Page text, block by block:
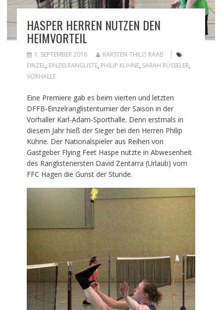
HASPER HERREN NUTZEN DEN
HEIMVORTEIL
1. SEPTEMBER 2016
KARSTEN-THILO RAAB
EINZEL, EINZELRANGLISTE, PHILIP KÜHNE, SARAH RÜSSELER,
VORHALLE
Eine Premiere gab es beim vierten und letzten
DFFB-Einzelranglistenturnier der Saison in der
Vorhaller Karl-Adam-Sporthalle. Denn erstmals in
diesem Jahr hieß der Sieger bei den Herren Philip
Kühne. Der Nationalspieler aus Reihen von
Gastgeber Flying Feet Haspe nutzte in Abwesenheit
des Ranglistenersten David Zentarra (Urlaub) vom
FFC Hagen die Gunst der Stunde.